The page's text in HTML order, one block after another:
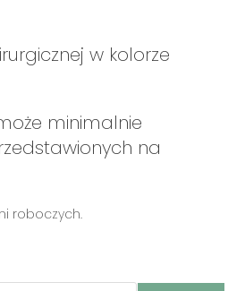
w kolorze
minimalnie
na
roboczych.